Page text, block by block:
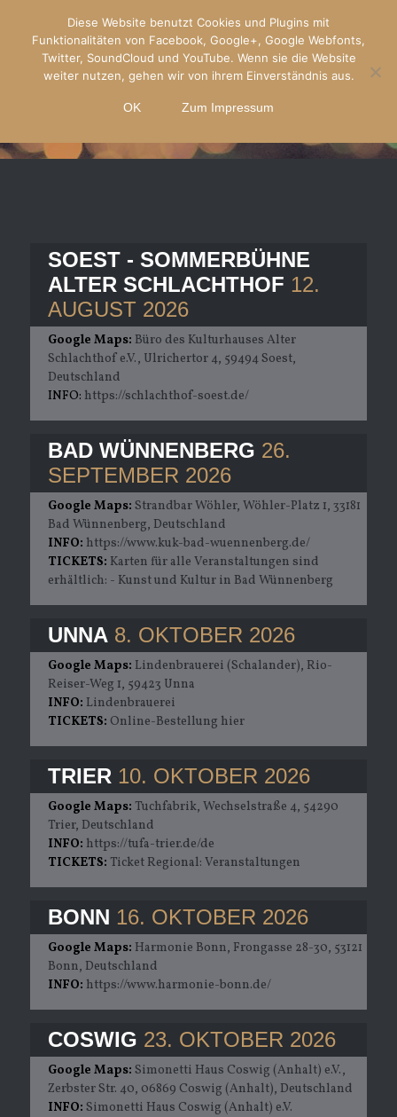
SOEST - SOMMERBÜHNE
ALTER SCHLACHTHOF 12.
AUGUST 2026
Google Maps: Büro des Kulturhauses Alter
Schlachthof e.V., Ulrichertor 4, 59494 Soest,
Deutschland
INFO: https://schlachthof-soest.de/
BAD WÜNNENBERG 26.
SEPTEMBER 2026
Google Maps: Strandbar Wöhler, Wöhler-Platz 1, 33181
Bad Wünnenberg, Deutschland
INFO: https://www.kuk-bad-wuennenberg.de/
TICKETS: Karten für alle Veranstaltungen sind
erhältlich: - Kunst und Kultur in Bad Wünnenberg
UNNA 8. OKTOBER 2026
Google Maps: Lindenbrauerei (Schalander), Rio-
Reiser-Weg 1, 59423 Unna
INFO: Lindenbrauerei
TICKETS: Online-Bestellung hier
TRIER 10. OKTOBER 2026
Google Maps: Tuchfabrik, Wechselstraße 4, 54290
Trier, Deutschland
INFO: https://tufa-trier.de/de
TICKETS: Ticket Regional: Veranstaltungen
BONN 16. OKTOBER 2026
Google Maps: Harmonie Bonn, Frongasse 28-30, 53121
Bonn, Deutschland
INFO: https://www.harmonie-bonn.de/
COSWIG 23. OKTOBER 2026
Google Maps: Simonetti Haus Coswig (Anhalt) e.V.,
Zerbster Str. 40, 06869 Coswig (Anhalt), Deutschland
INFO: Simonetti Haus Coswig (Anhalt) e.V.
Diese Website benutzt Cookies und Plugins mit
Funktionalitäten von Facebook, Google+, Google Webfonts,
Twitter, SoundCloud und YouTube. Wenn sie die Website
weiter nutzen, gehen wir von ihrem Einverständnis aus.
OK Zum Impressum